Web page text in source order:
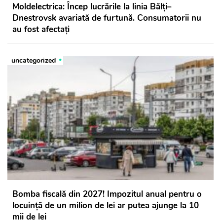
Moldelectrica: Încep lucrările la linia Bălți–
Dnestrovsk avariată de furtună. Consumatorii nu
au fost afectați
uncategorized
Bomba fiscală din 2027! Impozitul anual pentru o
locuință de un milion de lei ar putea ajunge la 10
mii de lei